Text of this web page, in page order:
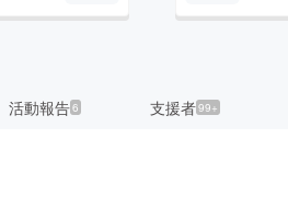
活動報告6 支援者99+